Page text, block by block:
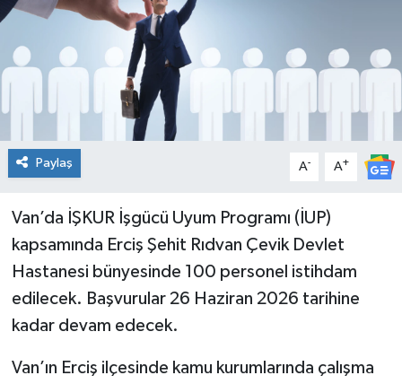
Paylaş A- A+
Van’da İŞKUR İşgücü Uyum Programı (İUP)
kapsamında Erciş Şehit Rıdvan Çevik Devlet
Hastanesi bünyesinde 100 personel istihdam
edilecek. Başvurular 26 Haziran 2026 tarihine
kadar devam edecek.
Van’ın Erciş ilçesinde kamu kurumlarında çalışma